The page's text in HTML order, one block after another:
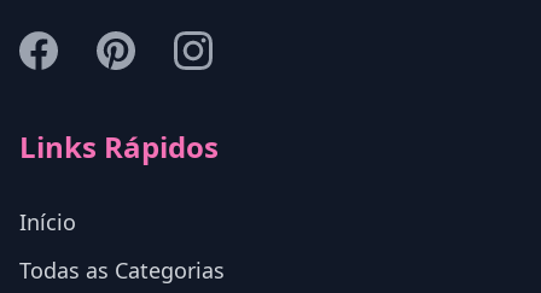
Links Rápidos
Início
Todas as Categorias